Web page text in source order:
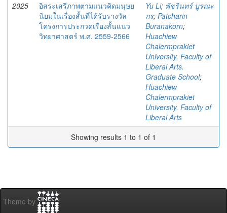
2025
อิสระเสรีภาพตามแนวคิดมนุษย
นิยมในเรื่องสั้นที่ได้รับรางวัล
โครงการประกวดเรื่องสั้นแนว
วิทยาศาสตร์ พ.ศ. 2559-2566
Yu Li; พัชรินทร์ บูรณะ
กร; Patcharin
Buranakorn;
Huachiew
Chalermprakiet
University. Faculty of
Liberal Arts.
Graduate School;
Huachiew
Chalermprakiet
University. Faculty of
Liberal Arts
Showing results 1 to 1 of 1
Theme by